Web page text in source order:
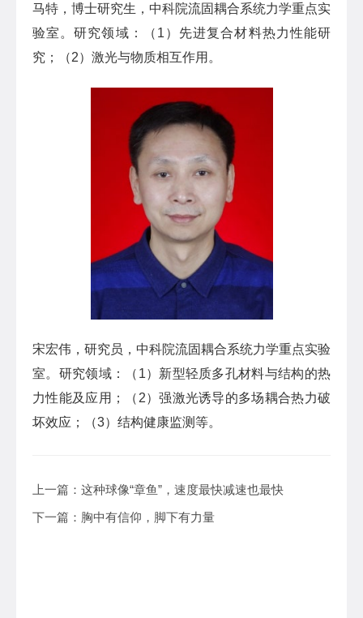
马特，博士研究生，中科院流固耦合系统力学重点实
验室。研究领域：（1）先进复合材料热力性能研
究；（2）激光与物质相互作用。
宋宏伟，研究员，中科院流固耦合系统力学重点实验
室。研究领域：（1）新型轻质多孔材料与结构的热
力性能及应用；（2）强激光诱导的多场耦合热力破
坏效应；（3）结构健康监测等。
上一篇： 这种球像“章鱼”，速度最快减速也最快
下一篇： 胸中有信仰，脚下有力量